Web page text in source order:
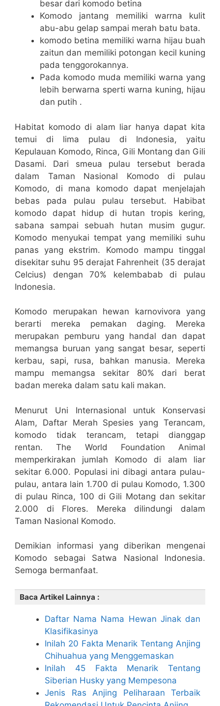
besar dari komodo betina
Komodo jantang memiliki warrna kulit
abu-abu gelap sampai merah batu bata.
komodo betina memiliki warna hijau buah
zaitun dan memiliki potongan kecil kuning
pada tenggorokannya.
Pada komodo muda memiliki warna yang
lebih berwarna sperti warna kuning, hijau
dan putih .
Habitat komodo di alam liar hanya dapat kita
temui di lima pulau di Indonesia, yaitu
Kepulauan Komodo, Rinca, Gili Montang dan Gili
Dasami. Dari smeua pulau tersebut berada
dalam Taman Nasional Komodo di pulau
Komodo, di mana komodo dapat menjelajah
bebas pada pulau pulau tersebut. Habibat
komodo dapat hidup di hutan tropis kering,
sabana sampai sebuah hutan musim gugur.
Komodo menyukai tempat yang memiliki suhu
panas yang ekstrim. Komodo mampu tinggal
disekitar suhu 95 derajat Fahrenheit (35 derajat
Celcius) dengan 70% kelembabab di pulau
Indonesia.
Komodo merupakan hewan karnovivora yang
berarti mereka pemakan daging. Mereka
merupakan pemburu yang handal dan dapat
memangsa buruan yang sangat besar, seperti
kerbau, sapi, rusa, bahkan manusia. Mereka
mampu memangsa sekitar 80% dari berat
badan mereka dalam satu kali makan.
Menurut Uni Internasional untuk Konservasi
Alam, Daftar Merah Spesies yang Terancam,
komodo tidak terancam, tetapi dianggap
rentan. The World Foundation Animal
memperkirakan jumlah Komodo di alam liar
sekitar 6.000. Populasi ini dibagi antara pulau-
pulau, antara lain 1.700 di pulau Komodo, 1.300
di pulau Rinca, 100 di Gili Motang dan sekitar
2.000 di Flores. Mereka dilindungi dalam
Taman Nasional Komodo.
Demikian informasi yang diberikan mengenai
Komodo sebagai Satwa Nasional Indonesia.
Semoga bermanfaat.
Baca Artikel Lainnya :
Daftar Nama Nama Hewan Jinak dan
Klasifikasinya
Inilah 20 Fakta Menarik Tentang Anjing
Chihuahua yang Menggemaskan
Inilah 45 Fakta Menarik Tentang
Siberian Husky yang Mempesona
Jenis Ras Anjing Peliharaan Terbaik